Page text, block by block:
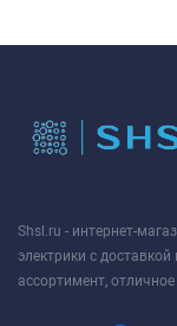
Shsl.ru - интернет-
электрики с
ассортимент, отличное